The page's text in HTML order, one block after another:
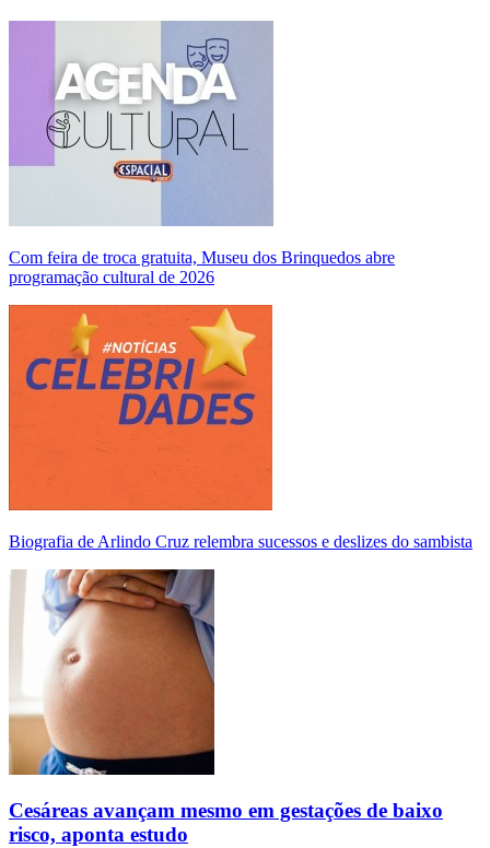
Com feira de troca gratuita, Museu dos Brinquedos abre
programação cultural de 2026
Biografia de Arlindo Cruz relembra sucessos e deslizes do sambista
Cesáreas avançam mesmo em gestações de baixo
risco, aponta estudo